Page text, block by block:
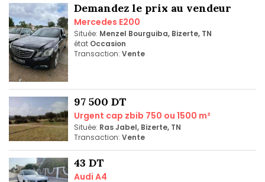
Demandez le prix au vendeur
Mercedes E200
Située: Menzel Bourguiba, Bizerte, TN
état Occasion
Transaction: Vente
97 500 DT
Urgent cap zbib 750 ou 1500 m²
Située: Ras Jabel, Bizerte, TN
Transaction: Vente
43 DT
Audi A4